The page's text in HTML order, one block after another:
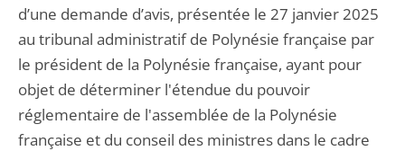
d’une demande d’avis, présentée le 27 janvier 2025
au tribunal administratif de Polynésie française par
le président de la Polynésie française, ayant pour
objet de déterminer l'étendue du pouvoir
réglementaire de l'assemblée de la Polynésie
française et du conseil des ministres dans le cadre